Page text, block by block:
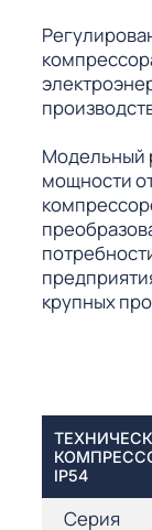
Модельный
мощности
крупных
IP54
Серия